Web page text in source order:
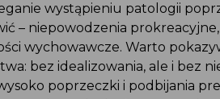
wystąpieniu patologii
– niepowodzenia
wychowawcze. Warto
bez idealizowania, ale i bez
poprzeczki i podbijania